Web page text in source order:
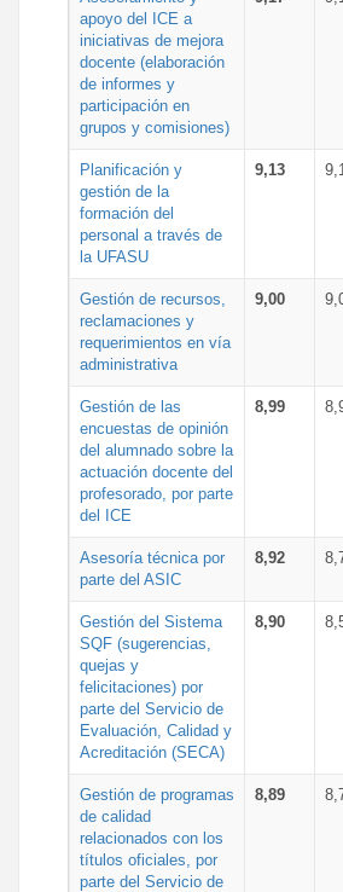
apoyo del ICE a
iniciativas de mejora
docente (elaboración
de informes y
participación en
grupos y comisiones)
Planificación y
gestión de la
formación del
personal a través de
la UFASU
9,13
Gestión de recursos,
reclamaciones y
requerimientos en vía
administrativa
9,00
Gestión de las
encuestas de opinión
del alumnado sobre la
actuación docente del
profesorado, por parte
del ICE
8,99
Asesoría técnica por
parte del ASIC
8,92
Gestión del Sistema
SQF (sugerencias,
quejas y
felicitaciones) por
parte del Servicio de
Evaluación, Calidad y
Acreditación (SECA)
8,90
Gestión de programas
de calidad
relacionados con los
títulos oficiales, por
parte del Servicio de
8,89